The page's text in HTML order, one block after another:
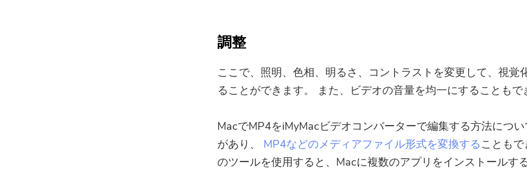
調整
ここで、照明、色相、明るさ、コントラストを変更して、視覚
ることができます。 また、ビデオの音量を均一にすることもで
MacでMP4をiMyMacビデオコンバーターで編集する方法につ
があり、 MP4などのメディアファイル形式を変換することも
のツールを使用すると、Macに複数のアプリをインストールす